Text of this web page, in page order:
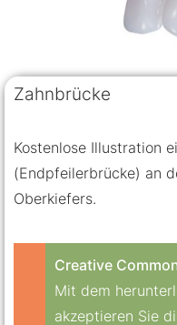
Zahnbrücke
Kostenlose Illustration
(Endpfeilerbrücke) an
Oberkiefers.
Creative
Mit dem
akzeptieren Sie